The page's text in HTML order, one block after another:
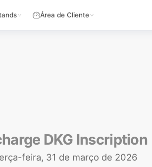
Área de Cliente
DKG Inscription
feira, 31 de março de 2026